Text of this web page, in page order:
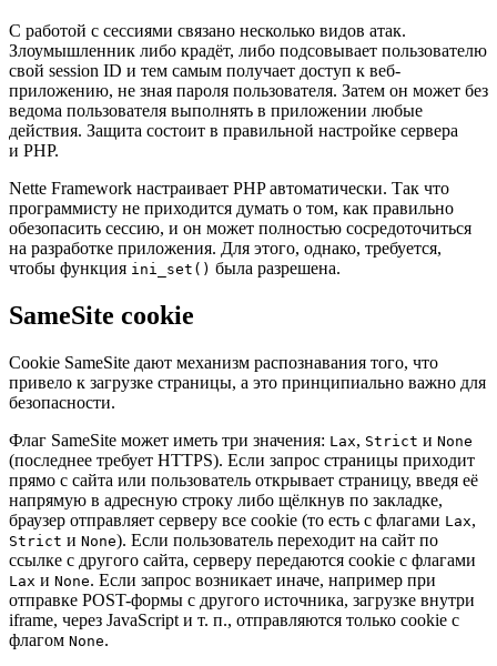
С работой с сессиями связано несколько видов атак.
Злоумышленник либо крадёт, либо подсовывает пользователю
свой session ID и тем самым получает доступ к веб-
приложению, не зная пароля пользователя. Затем он может без
ведома пользователя выполнять в приложении любые
действия. Защита состоит в правильной настройке сервера
и PHP.
Nette Framework настраивает PHP автоматически. Так что
программисту не приходится думать о том, как правильно
обезопасить сессию, и он может полностью сосредоточиться
на разработке приложения. Для этого, однако, требуется,
чтобы функция ini_set() была разрешена.
SameSite cookie
Cookie SameSite дают механизм распознавания того, что
привело к загрузке страницы, а это принципиально важно для
безопасности.
Флаг SameSite может иметь три значения: Lax, Strict и None
(последнее требует HTTPS). Если запрос страницы приходит
прямо с сайта или пользователь открывает страницу, введя её
напрямую в адресную строку либо щёлкнув по закладке,
браузер отправляет серверу все cookie (то есть с флагами Lax,
Strict и None). Если пользователь переходит на сайт по
ссылке с другого сайта, серверу передаются cookie с флагами
Lax и None. Если запрос возникает иначе, например при
отправке POST-формы с другого источника, загрузке внутри
iframe, через JavaScript и т. п., отправляются только cookie с
флагом None.